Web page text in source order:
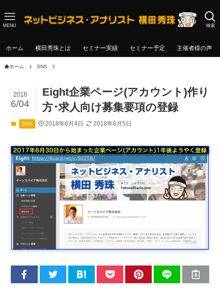
検索
MENU
ホーム 横田秀珠とは セミナー実績 セミナー予定 主催者様の声
ホーム SNS
Eight企業ページ(アカウント)作り
方･求人向け募集要項の登録
2018
6/04
SNS 2018年6月4日 2018年6月5日